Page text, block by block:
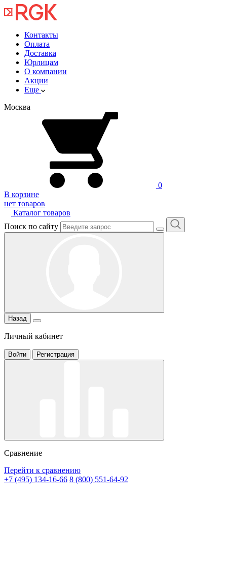
Контакты
Оплата
Доставка
Юрлицам
О компании
Акции
Еще
Москва
0
В корзине
нет товаров
Каталог товаров
Поиск по сайту
Назад
Личный кабинет
Войти Регистрация
Сравнение
Перейти к сравнению
+7 (495) 134-16-66 8 (800) 551-64-92